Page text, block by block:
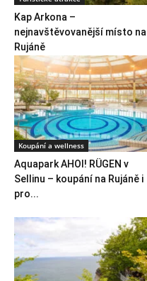
Kap Arkona –
nejnavštěvovanější místo na
Rujáně
Koupání a wellness
Aquapark AHOI! RÜGEN v
Sellinu – koupání na Rujáně i
pro...